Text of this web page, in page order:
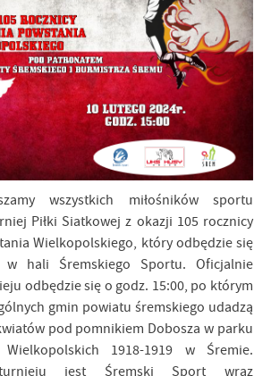
wszystkich miłośników sportu
Piłki Siatkowej z okazji 105 rocznicy
Wielkopolskiego, który odbędzie się
hali Śremskiego Sportu. Oficjalnie
odbędzie się o godz. 15:00, po którym
gmin powiatu śremskiego udadzą
pod pomnikiem Dobosza w parku
1918-1919 w Śremie.
turnieju jest Śremski Sport wraz